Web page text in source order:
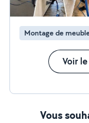
Montage de
Voir
Vous